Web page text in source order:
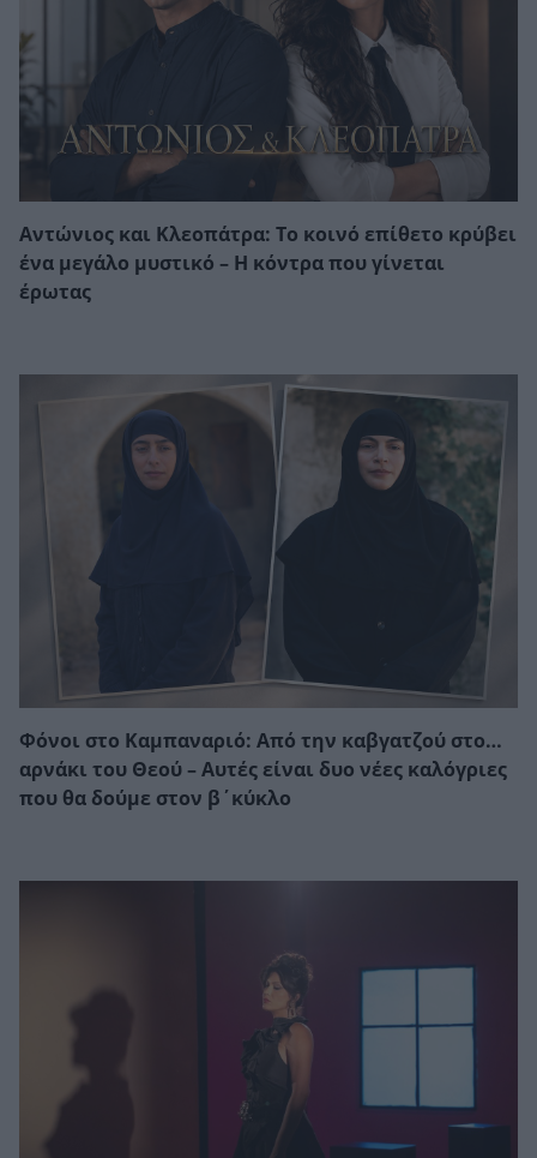
Αντώνιος και Κλεοπάτρα: Το κοινό επίθετο κρύβει
ένα μεγάλο μυστικό – Η κόντρα που γίνεται
έρωτας
Φόνοι στο Καμπαναριό: Από την καβγατζού στο…
αρνάκι του Θεού – Αυτές είναι δυο νέες καλόγριες
που θα δούμε στον β΄κύκλο